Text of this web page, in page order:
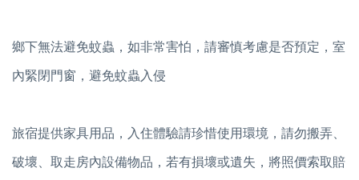
鄉下無法避免蚊蟲，如非常害怕，請審慎考慮是否預定，室
內緊閉門窗，避免蚊蟲入侵
旅宿提供家具用品，入住體驗請珍惜使用環境，請勿搬弄、
破壞、取走房內設備物品，若有損壞或遺失，將照價索取賠